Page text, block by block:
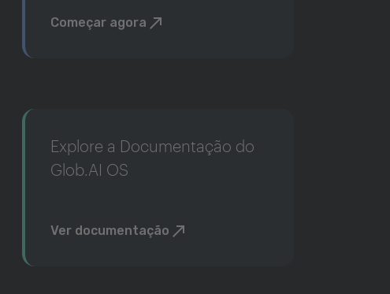
Começar agora
Explore a Documentação do
Glob.AI OS
Ver documentação